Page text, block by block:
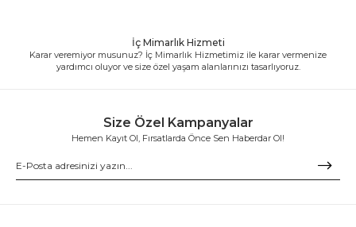
İç Mimarlık Hizmeti
Karar veremiyor musunuz? İç Mimarlık Hizmetimiz ile karar vermenize
yardımcı oluyor ve size özel yaşam alanlarınızı tasarlıyoruz.
Size Özel Kampanyalar
Hemen Kayıt Ol, Fırsatlarda Önce Sen Haberdar Ol!